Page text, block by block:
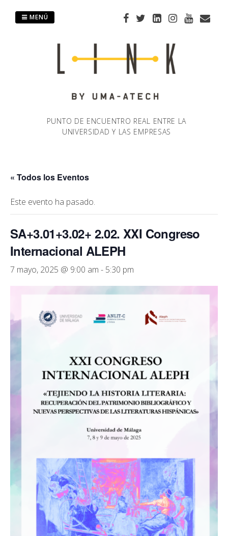
PUNTO DE ENCUENTRO REAL ENTRE LA
UNIVERSIDAD Y LAS EMPRESAS
MENÚ
« Todos los Eventos
Este evento ha pasado.
SA+3.01+3.02+ 2.02. XXI Congreso
Internacional ALEPH
7 mayo, 2025 @ 9:00 am - 5:30 pm